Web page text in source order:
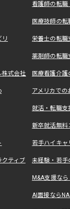
看護師の転
医療技師の
栄養士の転
薬剤師の転
株式会社 医療看護介
アメリカで
就活・転職
新卒就活無料
若手ハイキ
ティブ 未経験・若手
M&A支援な
AI面接なら